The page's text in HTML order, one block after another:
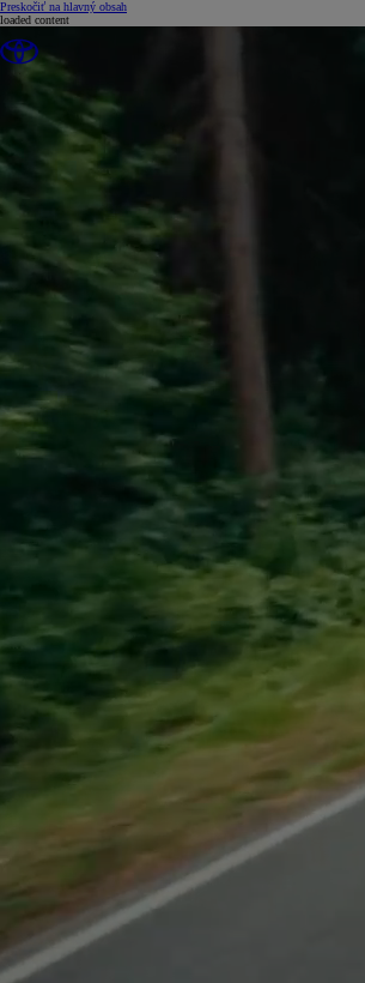
Preskočiť na hlavný obsah(Press Enter)
loaded content